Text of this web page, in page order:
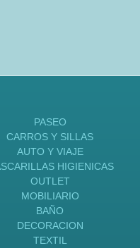
PASEO
CARROS Y SILLAS
AUTO Y VIAJE
HIGIENICAS
OUTLET
MOBILIARIO
BAÑO
DECORACION
TEXTIL